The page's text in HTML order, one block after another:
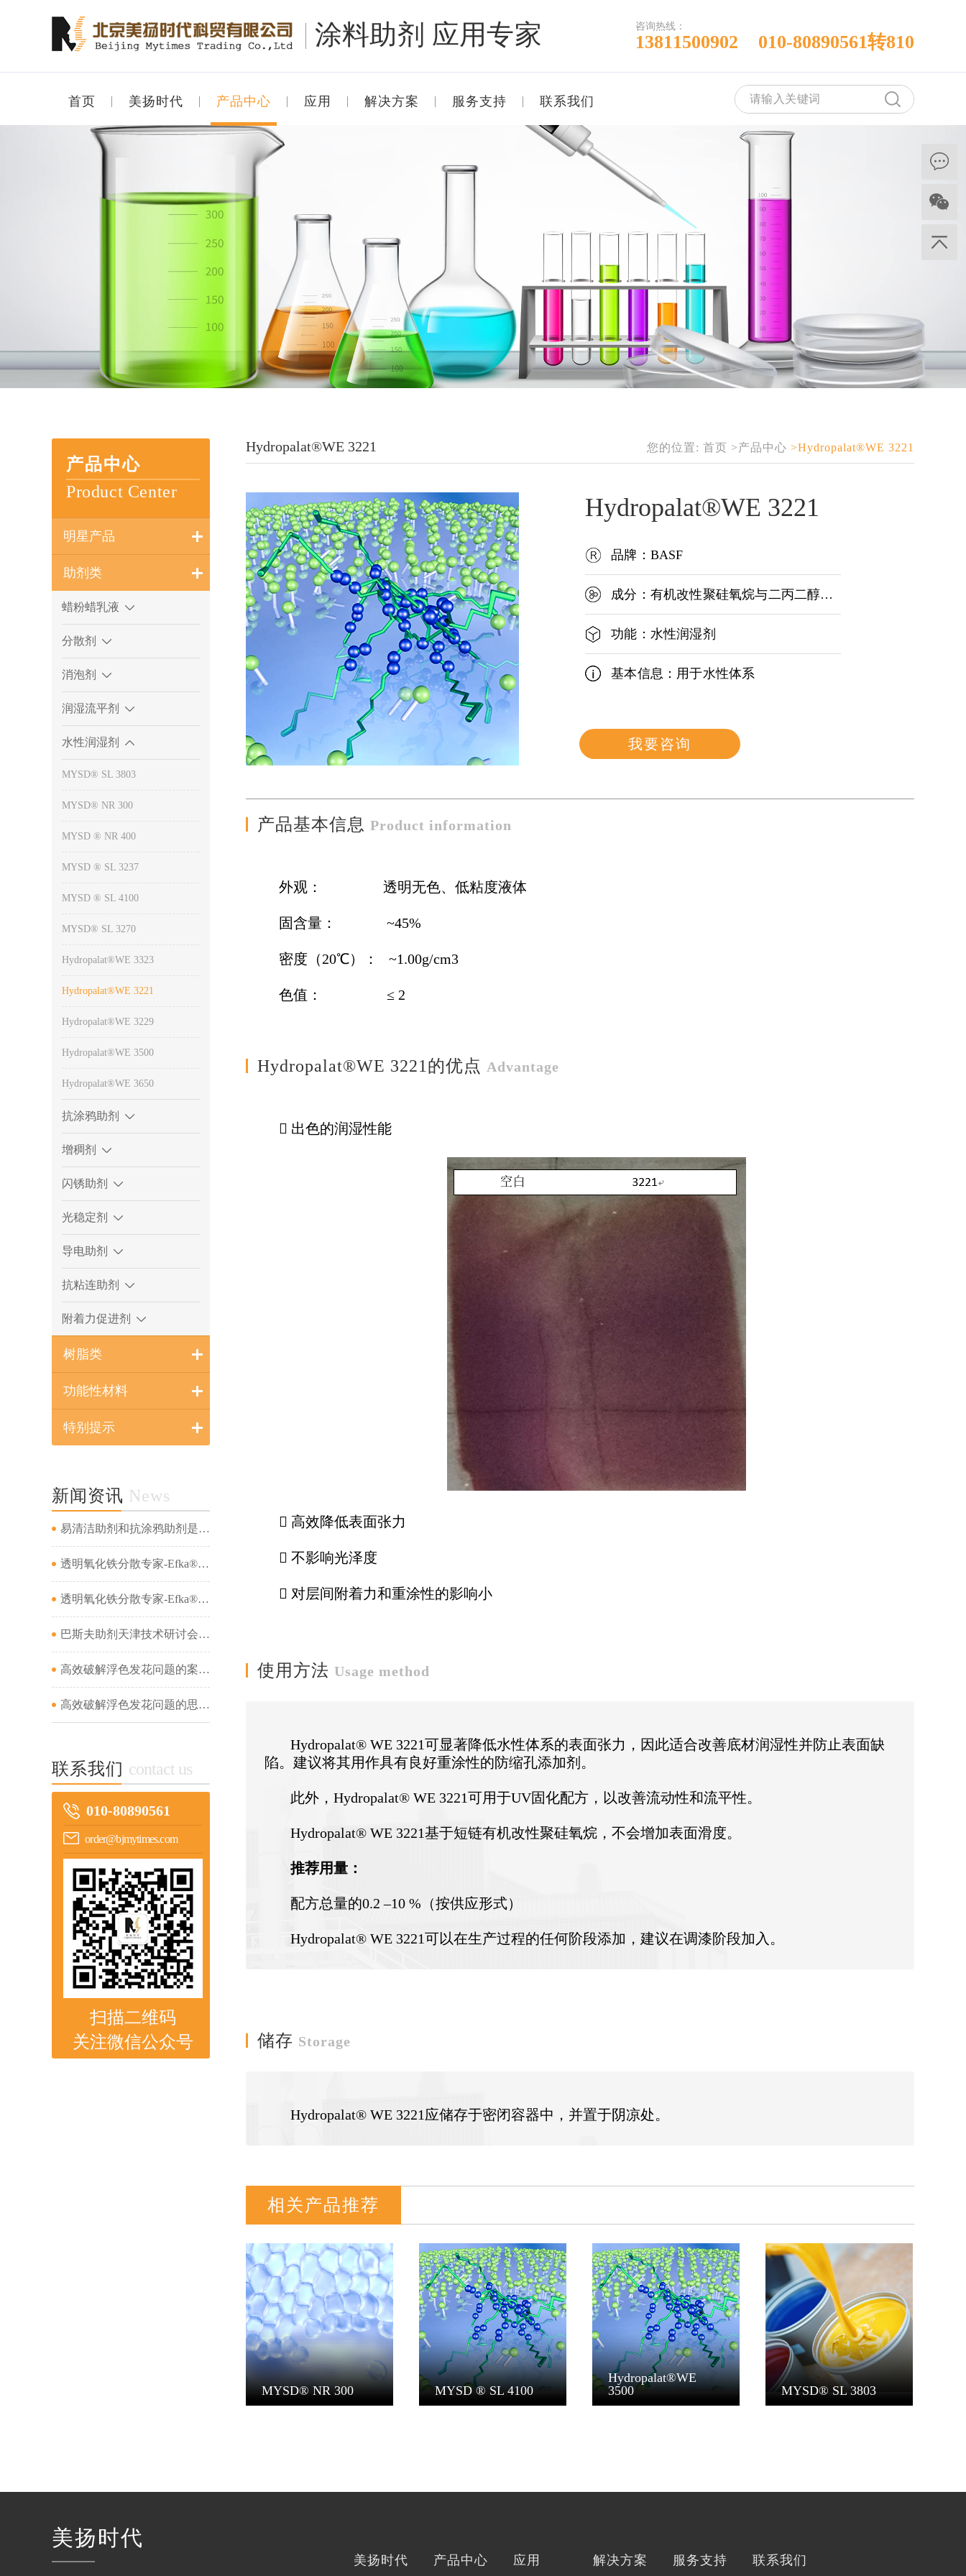
涂料助剂 应用专家 咨询热线：
13811500902 010-80890561转810
首页 美扬时代 产品中心 应用 解决方案 服务支持 联系我们
产品中心
Product Center
明星产品
助剂类
蜡粉蜡乳液
分散剂
消泡剂
润湿流平剂
水性润湿剂
MYSD® SL 3803
MYSD® NR 300
MYSD ® NR 400
MYSD ® SL 3237
MYSD ® SL 4100
MYSD® SL 3270
Hydropalat®WE 3323
Hydropalat®WE 3221
Hydropalat®WE 3229
Hydropalat®WE 3500
Hydropalat®WE 3650
抗涂鸦助剂
增稠剂
闪锈助剂
光稳定剂
导电助剂
抗粘连助剂
附着力促进剂
树脂类
功能性材料
特别提示
新闻资讯 News
易清洁助剂和抗涂鸦助剂是一回事吗...
透明氧化铁分散专家-Efka® PX 4321&amp;Efka® PX 4330&amp;Dispex® Ultra CX 4452...
透明氧化铁分散专家-Efka® PX 4321&amp;Efka® PX 4330&amp;Dispex® Ultra CX 4452...
巴斯夫助剂天津技术研讨会成功举办...
高效破解浮色发花问题的案例分析（二）...
高效破解浮色发花问题的思路及案例分析（一）...
联系我们 contact us
010-80890561
order@bjmytimes.com
扫描二维码
关注微信公众号
Hydropalat®WE 3221 您的位置: 首页 >产品中心 >Hydropalat®WE 3221
Hydropalat®WE 3221
品牌：BASF
成分：有机改性聚硅氧烷与二丙二醇单甲醚的混合物
功能：水性润湿剂
基本信息：用于水性体系
我要咨询
产品基本信息 Product information
外观： 透明无色、低粘度液体
固含量： ~45%
密度（20℃）： ~1.00g/cm3
色值： ≤ 2
Hydropalat®WE 3221的优点 Advantage
 出色的润湿性能
 高效降低表面张力
 不影响光泽度
 对层间附着力和重涂性的影响小
使用方法 Usage method
Hydropalat® WE 3221可显著降低水性体系的表面张力，因此适合改善底材润湿性并防止表面缺
陷。建议将其用作具有良好重涂性的防缩孔添加剂。
此外，Hydropalat® WE 3221可用于UV固化配方，以改善流动性和流平性。
Hydropalat® WE 3221基于短链有机改性聚硅氧烷，不会增加表面滑度。
推荐用量：
配方总量的0.2 –10 %（按供应形式）
Hydropalat® WE 3221可以在生产过程的任何阶段添加，建议在调漆阶段加入。
储存 Storage
Hydropalat® WE 3221应储存于密闭容器中，并置于阴凉处。
相关产品推荐
MYSD® NR 300 MYSD ® SL 4100
Hydropalat®WE
3500
MYSD® SL 3803
美扬时代
美扬时代 产品中心 应用 解决方案 服务支持 联系我们